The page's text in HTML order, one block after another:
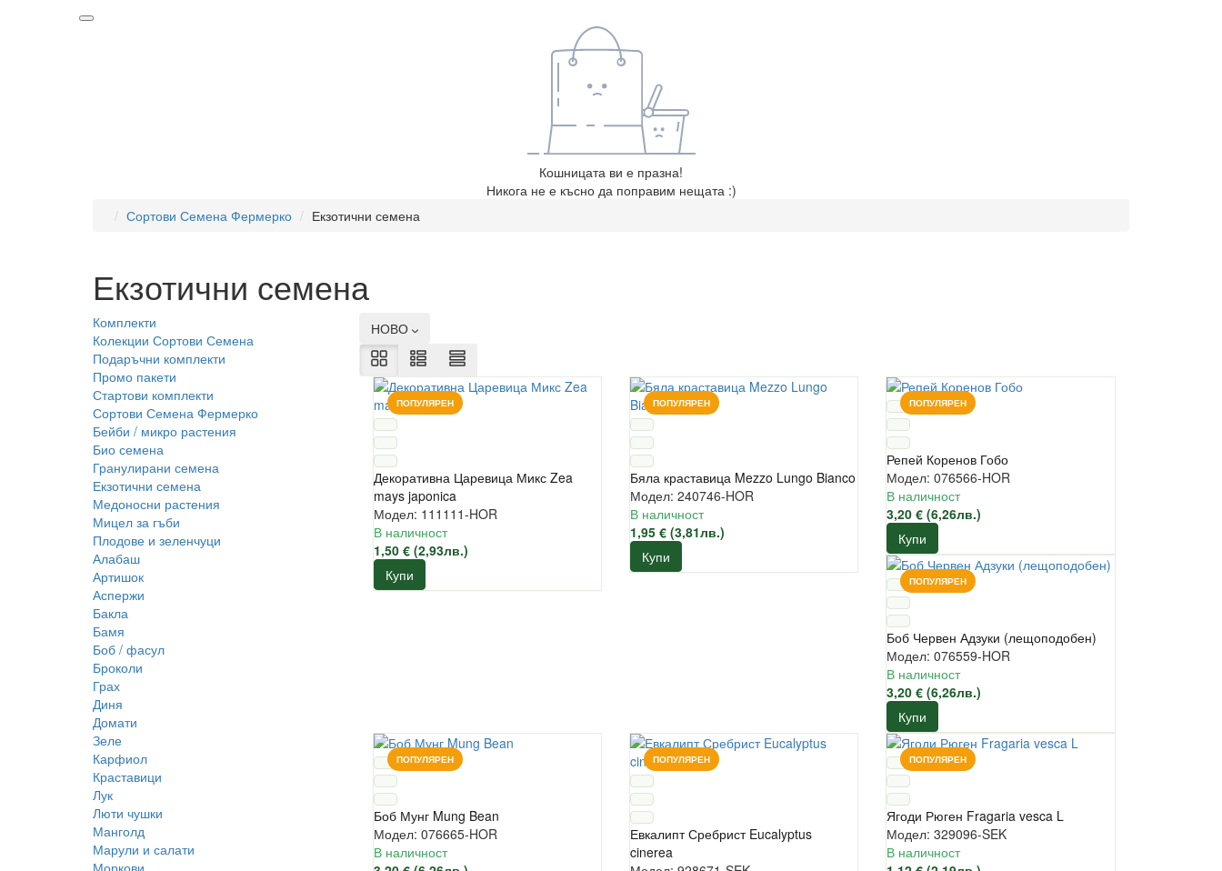
Кошницата ви е празна!
Никога не е късно да поправим нещата :)
Сортови Семена Фермерко
Екзотични семена
Екзотични семена
Комплекти
Колекции Сортови Семена
Подаръчни комплекти
Промо пакети
Стартови комплекти
Сортови Семена Фермерко
Бейби / микро растения
Био семена
Гранулирани семена
Екзотични семена
Медоносни растения
Мицел за гъби
Плодове и зеленчуци
Алабаш
Артишок
Аспержи
Бакла
Бамя
Боб / фасул
Броколи
Грах
Диня
Домати
Зеле
Карфиол
Краставици
Лук
Люти чушки
Манголд
Марули и салати
Моркови
НОВО
ПОПУЛЯРЕН
Декоративна Царевица Микс Zea
mays japonica
Модел: 111111-HOR
В наличност
1,50 € (2,93лв.)
Купи
ПОПУЛЯРЕН
Бяла краставица Mezzo Lungo Bianco
Модел: 240746-HOR
В наличност
1,95 € (3,81лв.)
Купи
ПОПУЛЯРЕН
Репей Коренов Гобо
Модел: 076566-HOR
В наличност
3,20 € (6,26лв.)
Купи
ПОПУЛЯРЕН
Боб Червен Адзуки (лещоподобен)
Модел: 076559-HOR
В наличност
3,20 € (6,26лв.)
Купи
ПОПУЛЯРЕН
Боб Мунг Mung Bean
Модел: 076665-HOR
В наличност
ПОПУЛЯРЕН
Евкалипт Сребрист Eucalyptus
cinerea
ПОПУЛЯРЕН
Ягоди Рюген Fragaria vesca L
Модел: 329096-SEK
В наличност